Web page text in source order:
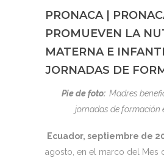
PRONACA |
PROMUEVEN LA
MATERNA E
JORNADAS DE
Pie de foto: Madres
jornadas de formación
Ecuador, septiembre de
agosto, en el marco del Mes